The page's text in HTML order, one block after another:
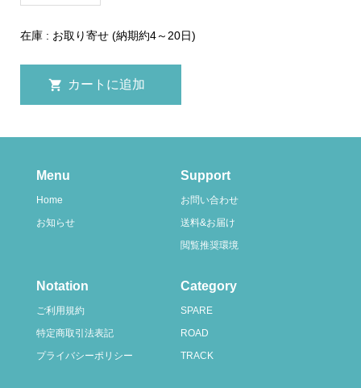
在庫 : お取り寄せ (納期約4～20日)
Menu
Home
お知らせ
Support
お問い合わせ
送料&お届け
閲覧推奨環境
Notation
ご利用規約
特定商取引法表記
プライバシーポリシー
Category
SPARE
ROAD
TRACK